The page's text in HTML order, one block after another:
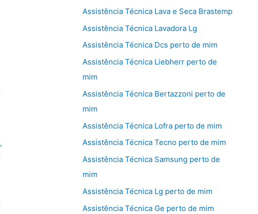
,
Assistência Técnica Lava e Seca Brastemp
Assistência Técnica Lavadora Lg
Assistência Técnica Dcs perto de mim
Assistência Técnica Liebherr perto de
mim
Assistência Técnica Bertazzoni perto de
mim
Assistência Técnica Lofra perto de mim
Assistência Técnica Tecno perto de mim
Assistência Técnica Samsung perto de
mim
Assistência Técnica Lg perto de mim
Assistência Técnica Ge perto de mim